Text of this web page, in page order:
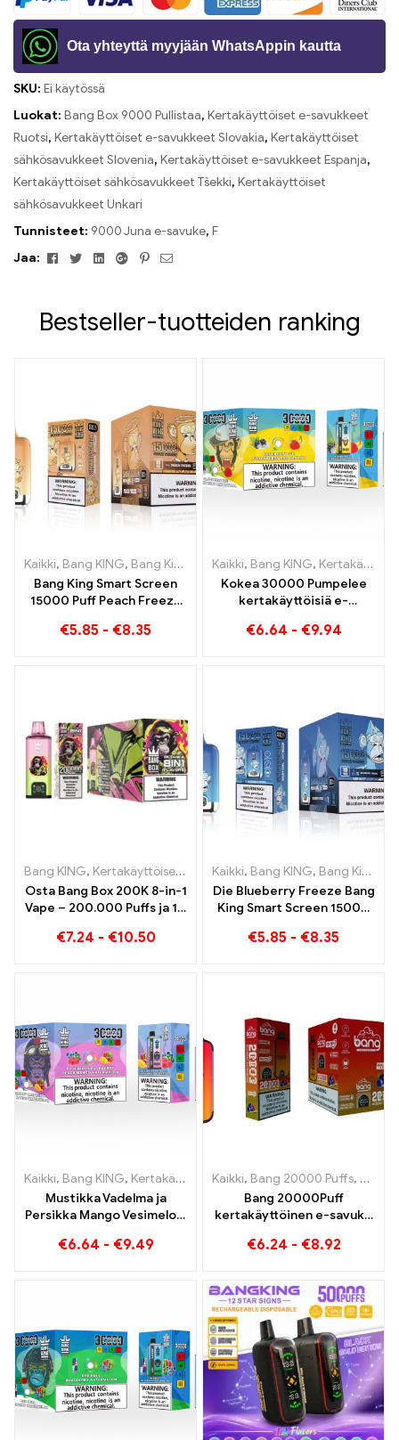
Ota yhteyttä myyjään WhatsAppin kautta
SKU: Ei käytössä
Luokat: Bang Box 9000 Pullistaa, Kertakäyttöiset e-savukkeet
Ruotsi, Kertakäyttöiset e-savukkeet Slovakia, Kertakäyttöiset
sähkösavukkeet Slovenia, Kertakäyttöiset e-savukkeet Espanja,
Kertakäyttöiset sähkösavukkeet Tšekki, Kertakäyttöiset
sähkösavukkeet Unkari
Tunnisteet: 9000 Juna e-savuke, F
Jaa:
FacebookViserrysLinkedinGoogle+Pinterest
Sähköposti
Bestseller-tuotteiden ranking
Kaikki, Bang KING, Bang King Smart Screen 15000 Pullistaa ,
Bang King Smart Screen
15000 Puff Peach Freeze
sähkösavukkeet
€5.85 - €8.35
Kaikki, Bang KING, Kertakäyttöiset sähkösavukkeet Liettua
Kokea 30000 Pumpelee
kertakäyttöisiä e-
nautintoa Blueberry Ice
€6.64 - €9.94
Bang KING, Kertakäyttöiset e-savukkeet ,Kertakäyttöiset e-
Osta Bang Box 200K 8-in-1
Vape – 200.000 Puffs ja 10
€7.24 - €10.50
Kaikki, Bang KING, Bang King Smart Screen 15000 Pullistaa
Die Blueberry Freeze Bang
King Smart Screen 15000
€5.85 - €8.35
Kaikki, Bang KING, Kertakäyttöiset sähkösavukkeet Liettua ,
Mustikka Vadelma ja
Persikka Mango Vesimeloni
Puffs kertakäyttöiset e-
€6.64 - €9.49
Kaikki, Bang 20000 Puffs, Bang
Bang 20000Puff
kertakäyttöinen e-savuke
ja kaksoisverkko
€6.24 - €8.92